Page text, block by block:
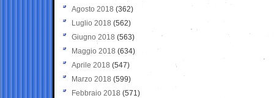
Agosto 2018 (362)
Luglio 2018 (562)
Giugno 2018 (563)
Maggio 2018 (634)
Aprile 2018 (547)
Marzo 2018 (599)
Febbraio 2018 (571)